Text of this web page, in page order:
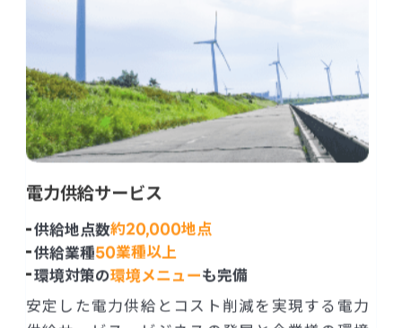
電力供給サービス
供給地点数約20,000地点
供給業種50業種以上
環境対策の環境メニューも完備
安定した電力供給とコスト削減を実現する電力